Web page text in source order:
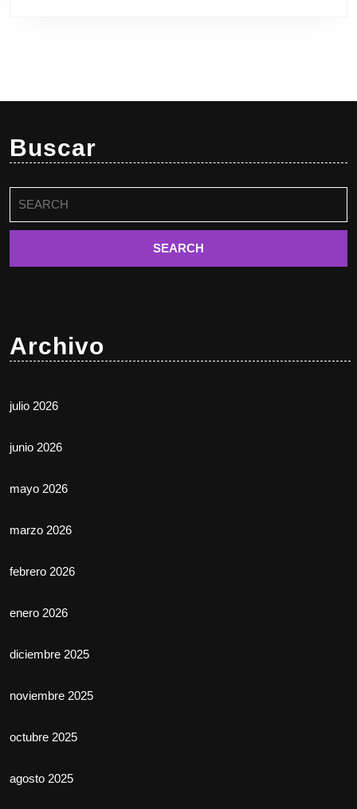
Buscar
Archivo
julio 2026
junio 2026
mayo 2026
marzo 2026
febrero 2026
enero 2026
diciembre 2025
noviembre 2025
octubre 2025
agosto 2025